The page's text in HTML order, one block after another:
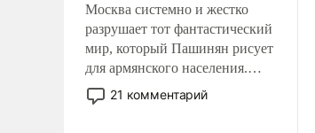
Москва системно и жестко
разрушает тот фантастический
мир, который Пашинян рисует
для армянского населения.
Мир, где политические
прожекты будут безусловно
21 комментарий